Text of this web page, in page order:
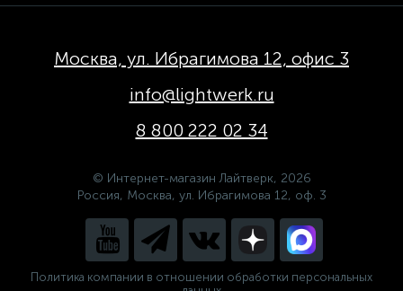
Москва, ул. Ибрагимова 12, офис 3
info@lightwerk.ru
8 800 222 02 34
© Интернет-магазин Лайтверк, 2026
Россия, Москва, ул. Ибрагимова 12, оф. 3
Политика компании в отношении обработки персональных